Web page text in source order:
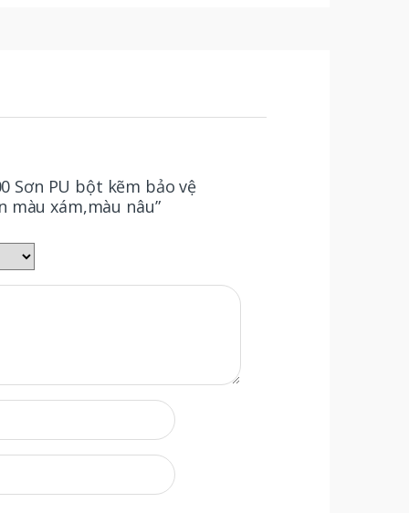
Sơn PU bột kẽm bảo vệ
xám,màu nâu”